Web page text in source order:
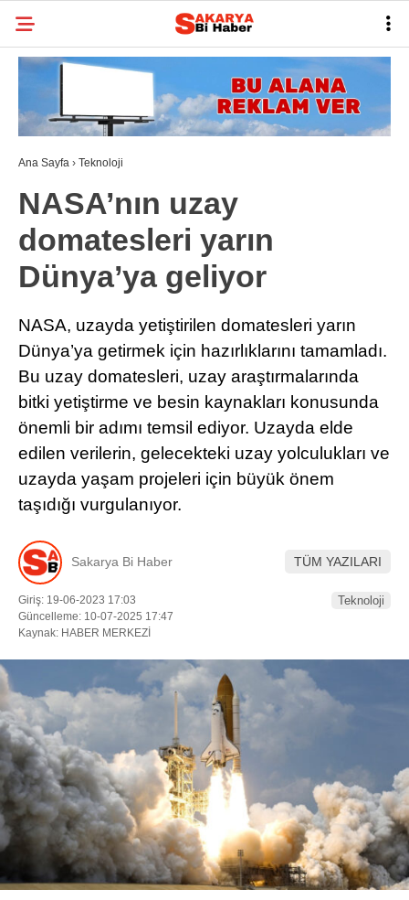
Youtube
TikTok
SAKARYA
VİDEO YAZARLAR
TARIHI ANLAYALIM
SAĞLIK
TEKNOLOJI
DÜNYADAN
SERVISLER
Ana Sayfa › Teknoloji
NASA’nın uzay
domatesleri yarın
Dünya’ya geliyor
NASA, uzayda yetiştirilen domatesleri yarın
Dünya’ya getirmek için hazırlıklarını tamamladı.
Bu uzay domatesleri, uzay araştırmalarında
bitki yetiştirme ve besin kaynakları konusunda
önemli bir adımı temsil ediyor. Uzayda elde
edilen verilerin, gelecekteki uzay yolculukları ve
uzayda yaşam projeleri için büyük önem
taşıdığı vurgulanıyor.
Sakarya Bi Haber TÜM YAZILARI
Giriş: 19-06-2023 17:03
Güncelleme: 10-07-2025 17:47
Kaynak: HABER MERKEZİ
Teknoloji